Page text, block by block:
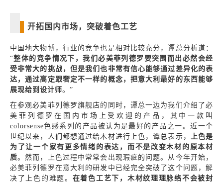
开拓国内市场，突破着色工艺
中国地大物博，行业的竞争也是相对比较充分，谭总分析道：
“整体的竞争情况下，我们必美菲列德罗要突围而出必然会经
受非常大的挑战，但是我们也非常有信心能够通过差异化的表
达，通过高定跟奢定不一样的概念，把意大利最好的东西能够
展现给到设计师。”
在参观必美菲列德罗旗舰店的同时，谭总一边为我们介绍了必
美菲列德罗在国内市场上受欢迎的产品，其中一款叫
colorsense色感系列的产品被认为是最好的产品之一。近一个
世纪以来，人们都想通过给木材进行上色，谭总表示， 上色是
为了让一个家有更多情绪的表达，而不是改变木材的原本材
质。然而，上色过程中常常会出现瑕疵的问题。从今年开始，
必美菲列德罗在意大利的研发中已经完全突破了这个问题，解
决了上色的难题。 在着色工艺下，木材纹理理脉络不会被封